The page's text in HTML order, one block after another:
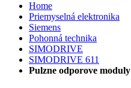
Home
Priemyselná elektronika
Siemens
Pohonná technika
SIMODRIVE
SIMODRIVE 611
Pulzne odporove moduly